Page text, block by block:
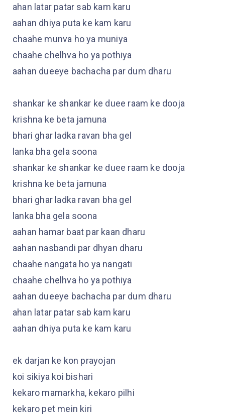
ahan latar patar sab kam karu
aahan dhiya puta ke kam karu
chaahe munva ho ya muniya
chaahe chelhva ho ya pothiya
aahan dueeye bachacha par dum dharu
shankar ke shankar ke duee raam ke dooja
krishna ke beta jamuna
bhari ghar ladka ravan bha gel
lanka bha gela soona
shankar ke shankar ke duee raam ke dooja
krishna ke beta jamuna
bhari ghar ladka ravan bha gel
lanka bha gela soona
aahan hamar baat par kaan dharu
aahan nasbandi par dhyan dharu
chaahe nangata ho ya nangati
chaahe chelhva ho ya pothiya
aahan dueeye bachacha par dum dharu
ahan latar patar sab kam karu
aahan dhiya puta ke kam karu
ek darjan ke kon prayojan
koi sikiya koi bishari
kekaro mamarkha, kekaro pilhi
kekaro pet mein kiri